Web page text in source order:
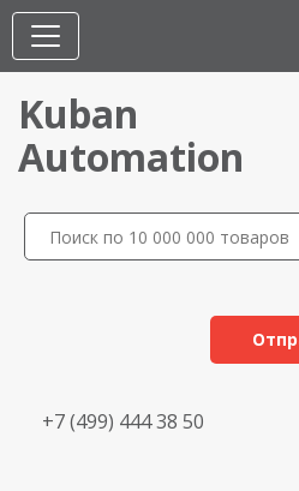
Kuban
Automation
+7 (499) 444 38 50